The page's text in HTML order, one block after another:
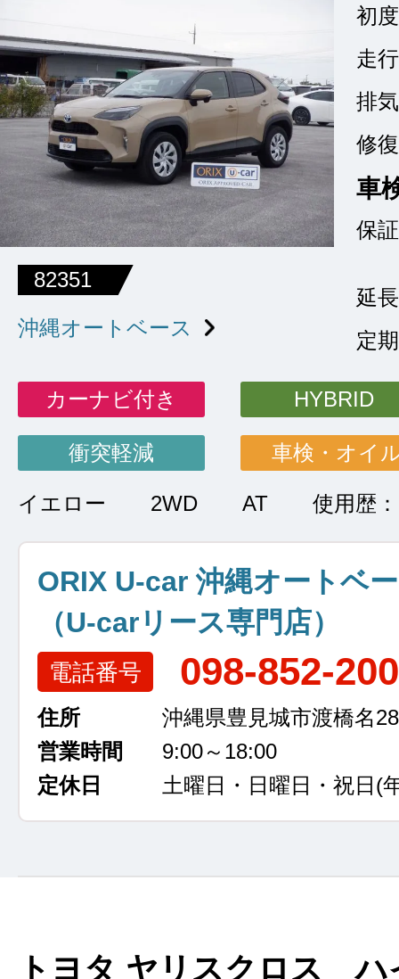
82351
沖縄オートベース
初
走
排
修
車
保証
延
定
カーナビ付き HYBRID
衝突軽減 車検・オイ
イエロー 2WD AT 使用歴
ORIX U-car 沖縄オートベ
（U-carリース専門店）
電話番号 098-852-
住所
沖縄県豊見城市渡橋名
営業時間
9:00～18:00
定休日
土曜日・日曜日・祝日 (
トヨタ ヤリスクロス ハ